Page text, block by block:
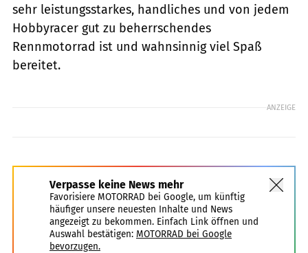
sehr leistungsstarkes, handliches und von jedem
Hobbyracer gut zu beherrschendes
Rennmotorrad ist und wahnsinnig viel Spaß
bereitet.
ANZEIGE
Verpasse keine News mehr
Favorisiere MOTORRAD bei Google, um künftig
häufiger unsere neuesten Inhalte und News
angezeigt zu bekommen. Einfach Link öffnen und
Auswahl bestätigen: MOTORRAD bei Google
bevorzugen.